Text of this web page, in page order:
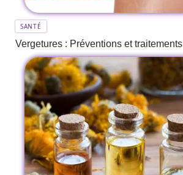
SANTÉ
Vergetures : Préventions et traitements